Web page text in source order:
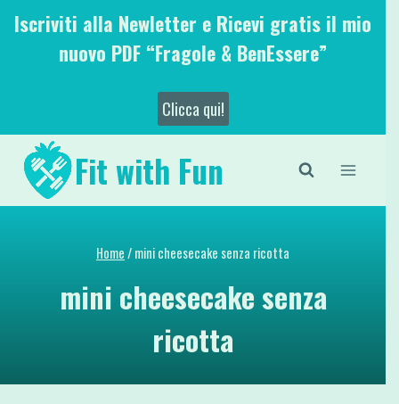
SaltaIscriviti alla Newletter e Ricevi gratis il mio
nuovo PDF “Fragole & BenEssere”
Clicca qui!
Fit with Fun
Home/mini cheesecake senza ricotta
mini cheesecake senza
ricotta